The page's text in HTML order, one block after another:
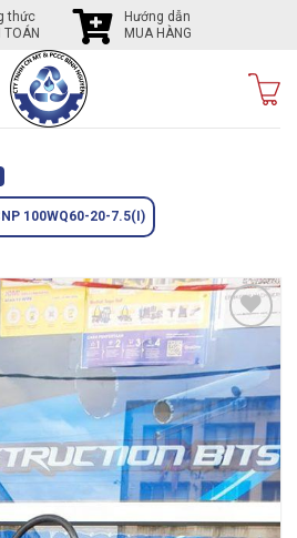
thức
TOÁN
Hướng dẫn
MUA HÀNG
100WQ60-20-7.5(I)
Tôi
thích
sản
phẩm
này